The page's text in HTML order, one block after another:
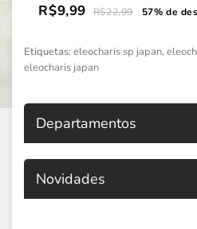
R$9,99 R$22,99 57% de
Etiquetas: eleocharis sp japan,
eleocharis japan
Departamentos
Novidades